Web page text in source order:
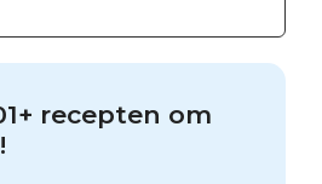
recepten om